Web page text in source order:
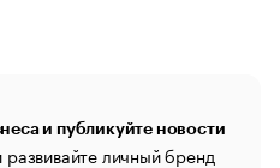
и публикуйте новости
личный бренд